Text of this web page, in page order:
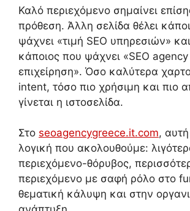
Καλό περιεχόμενο σημαίνει
πρόθεση. Άλλη σελίδα θέλει
ψάχνει «τιμή SEO υπηρεσιών»
κάποιος που ψάχνει «SEO agency
επιχείρηση». Όσο καλύτερα
intent, τόσο πιο χρήσιμη και πιο
γίνεται η ιστοσελίδα.
Στο seoagencygreece.it.com, αυτή
λογική που ακολουθούμε:
περιεχόμενο-θόρυβος,
περιεχόμενο με σαφή ρόλο στο
θεματική κάλυψη και στην